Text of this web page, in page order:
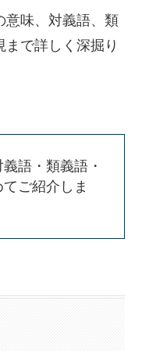
意味、対義語、類
で詳しく深掘り
語・類義語・
ご紹介しま